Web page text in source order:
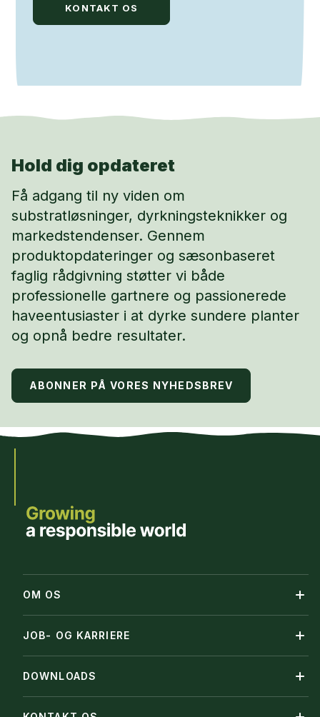
KONTAKT OS
Hold dig opdateret
Få adgang til ny viden om
substratløsninger, dyrkningsteknikker og
markedstendenser. Gennem
produktopdateringer og sæsonbaseret
faglig rådgivning støtter vi både
professionelle gartnere og passionerede
haveentusiaster i at dyrke sundere planter
og opnå bedre resultater.
ABONNER PÅ VORES NYHEDSBREV
OM OS
JOB- OG KARRIERE
DOWNLOADS